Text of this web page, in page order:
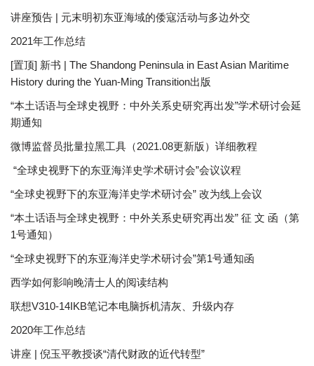
讲座预告 | 元末明初东亚海域的倭寇活动与多边外交
2021年工作总结
[置顶] 新书 | The Shandong Peninsula in East Asian Maritime
History during the Yuan-Ming Transition出版
“本土话语与全球史视野：中外关系史研究再出发”学术研讨会延
期通知
微博监督员批量拉黑工具（2021.08更新版）详细教程
“全球史视野下的东亚海洋史学术研讨会”会议议程
“全球史视野下的东亚海洋史学术研讨会” 改为线上会议
“本土话语与全球史视野：中外关系史研究再出发” 征 文 函（第
1号通知）
“全球史视野下的东亚海洋史学术研讨会”第1号通知函
西学如何影响晚清士人的阅读结构
联想V310-14IKB笔记本电脑拆机清灰、升级内存
2020年工作总结
讲座 | 倪玉平教授谈“清代财政的近代转型”